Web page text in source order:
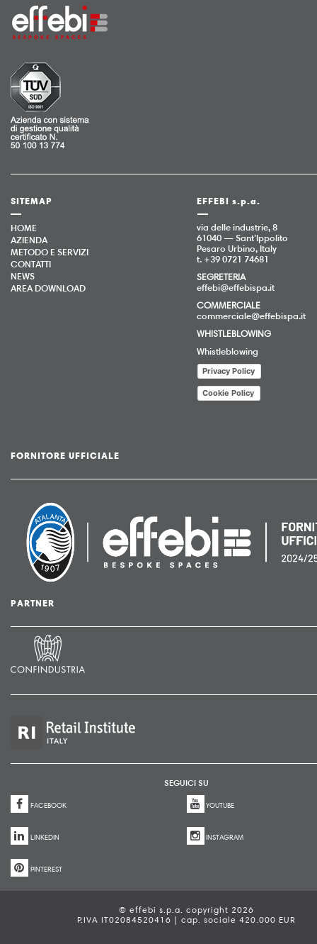
SITEMAP
HOME
AZIENDA
METODO E SERVIZI
CONTATTI
NEWS
AREA DOWNLOAD
EFFEBI s.p.a.
via delle industrie, 8
61040 — Sant’Ippolito
Pesaro Urbino, Italy
t. +39 0721 74681
SEGRETERIA
effebi@effebispa.it
COMMERCIALE
commerciale@effebispa.it
WHISTLEBLOWING
Whistleblowing
Privacy Policy
Cookie Policy
FORNITORE UFFICIALE
PARTNER
SEGUICI SU
FACEBOOK YOUTUBE
LINKEDIN INSTAGRAM
PINTEREST
© effebi s.p.a. copyright 2026
P.IVA IT02084520416 | cap. sociale 420.000 EUR